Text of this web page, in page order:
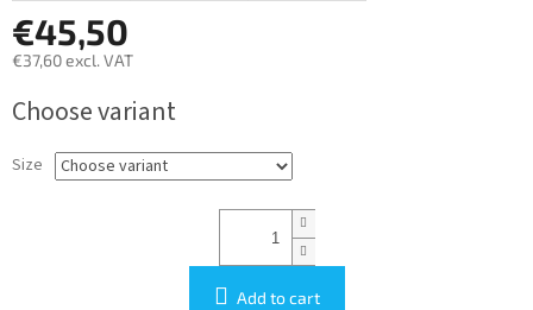
€45,50
€37,60 excl. VAT
price:
Choose variant
Size
Add to cart